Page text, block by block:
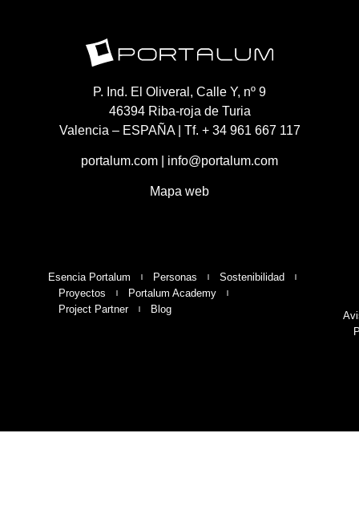
P. Ind. El Oliveral, Calle Y, nº 9
46394 Riba-roja de Turia
Valencia – ESPAÑA | Tf. + 34 961 667 117
portalum.com info@portalum.com
Mapa web
Esencia Portalum Personas
Sostenibilidad
Proyectos
Portalum Academy
Project Partner
Blog